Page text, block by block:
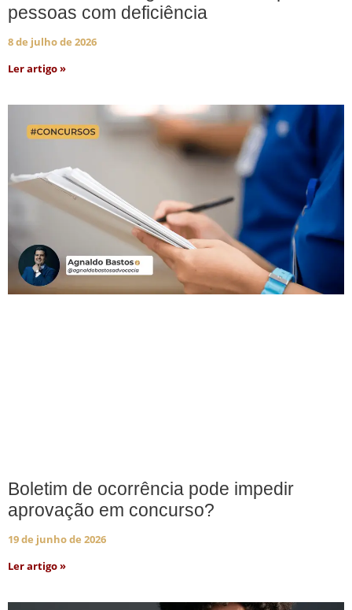
pessoas com deficiência
8 de julho de 2026
Ler artigo »
Boletim de ocorrência pode impedir
aprovação em concurso?
19 de junho de 2026
Ler artigo »